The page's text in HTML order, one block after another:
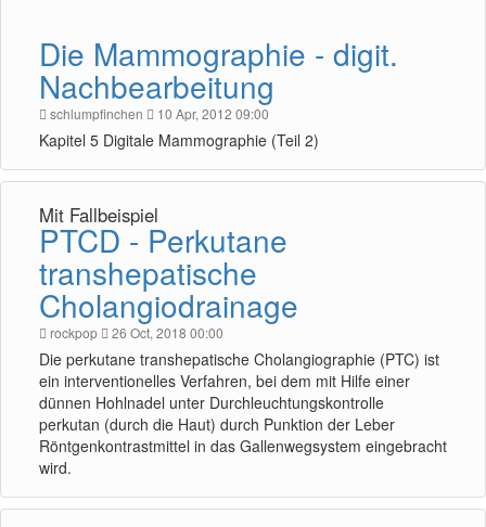
Die Mammographie - digit.
Nachbearbeitung
schlumpfinchen 10 Apr, 2012 09:00
Kapitel 5 Digitale Mammographie (Teil 2)
Mit Fallbeispiel
PTCD - Perkutane
transhepatische
Cholangiodrainage
rockpop 26 Oct, 2018 00:00
Die perkutane transhepatische Cholangiographie (PTC) ist
ein interventionelles Verfahren, bei dem mit Hilfe einer
dünnen Hohlnadel unter Durchleuchtungskontrolle
perkutan (durch die Haut) durch Punktion der Leber
Röntgenkontrastmittel in das Gallenwegsystem eingebracht
wird.